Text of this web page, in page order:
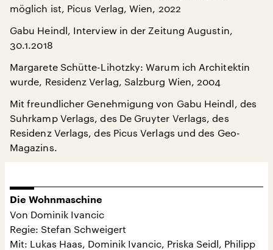
möglich ist, Picus Verlag, Wien, 2022
Gabu Heindl, Interview in der Zeitung Augustin,
30.1.2018
Margarete Schütte-Lihotzky: Warum ich Architektin
wurde, Residenz Verlag, Salzburg Wien, 2004
Mit freundlicher Genehmigung von Gabu Heindl, des
Suhrkamp Verlags, des De Gruyter Verlags, des
Residenz Verlags, des Picus Verlags und des Geo-
Magazins.
Die Wohnmaschine
Von Dominik Ivancic
Regie: Stefan Schweigert
Mit: Lukas Haas, Dominik Ivancic, Priska Seidl, Philipp